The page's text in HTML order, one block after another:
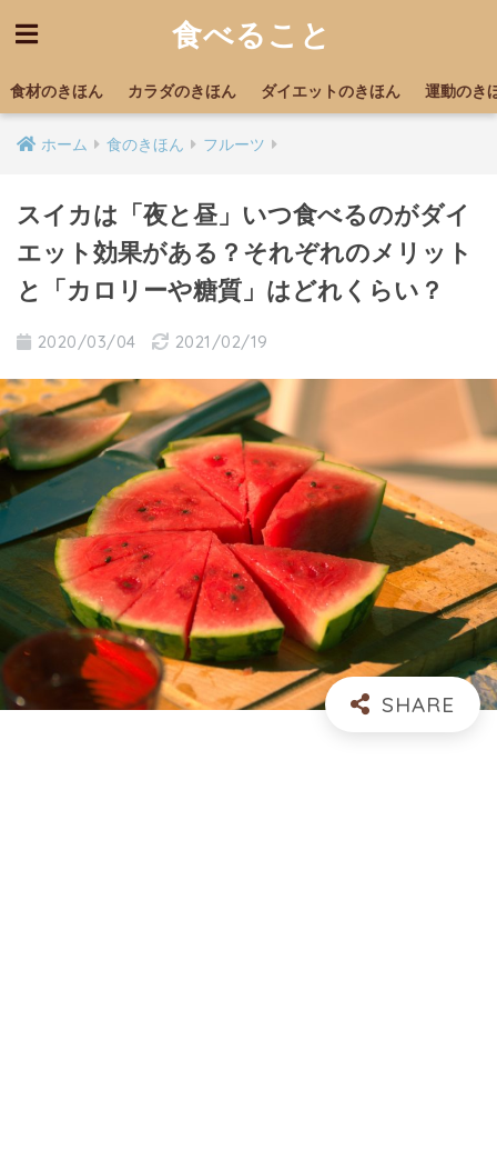
食べること
食材のきほん カラダのきほん ダイエットのきほん 運動のき
ホーム 食のきほん フルーツ
スイカは「夜と昼」いつ食べるのがダイ
エット効果がある？それぞれのメリット
と「カロリーや糖質」はどれくらい？
2020/03/04 2021/02/19